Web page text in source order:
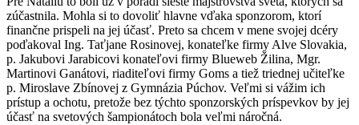
zúčastnila. Mohla si to dovoliť hlavne vďaka sponzorom, ktorí
finančne prispeli na jej účasť. Preto sa chcem v mene svojej dcéry
poďakoval Ing. Taťjane Rosinovej, konateľke firmy Alve Slovakia,
p. Jakubovi Jarabicovi konateľovi firmy Blueweb Žilina, Mgr.
Martinovi Ganátovi, riaditeľovi firmy Goms a tiež triednej učiteľke
p. Miroslave Zbínovej z Gymnázia Púchov. Veľmi si vážim ich
prístup a ochotu, pretože bez týchto sponzorských príspevkov by jej
účasť na svetových šampionátoch bola veľmi náročná.